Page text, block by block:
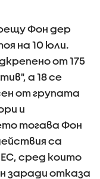
Фон дер
на 10 юли.
от 175
а 18 се
от групата
и
тогава Фон
са
сред които
заради отказа